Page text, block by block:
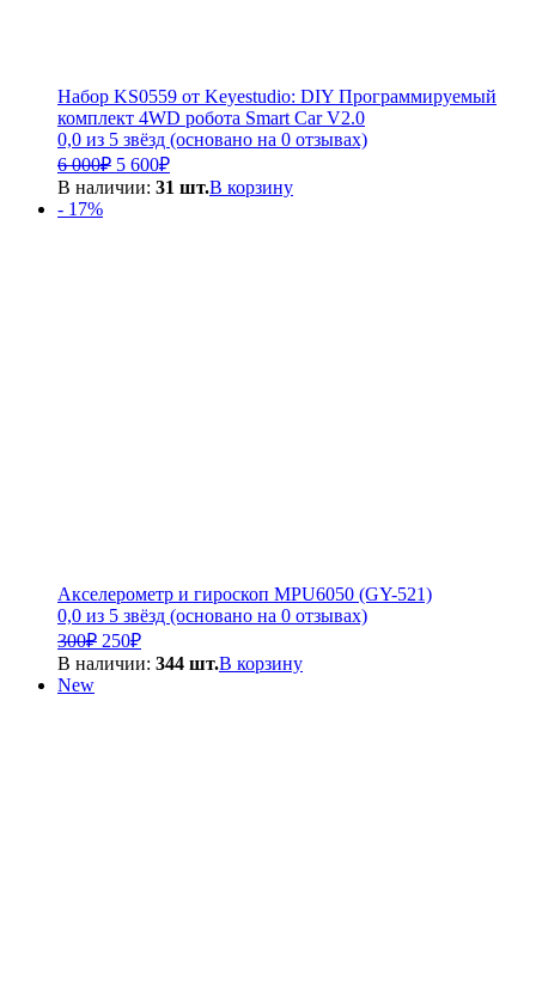
Набор KS0559 от Keyestudio: DIY Программируемый
комплект 4WD робота Smart Car V2.0
0,0 из 5 звёзд (основано на 0 отзывах)
6 000₽ Первоначальная
цена
5 600₽Текущая
цена:
В наличии: 31 шт.В корзину
- 17%
Акселерометр и гироскоп MPU6050 (GY-521)
0,0 из 5 звёзд (основано на 0 отзывах)
300₽ Первоначальная
цена
250₽Текущая
цена:
В наличии: 344 шт.В корзину
New